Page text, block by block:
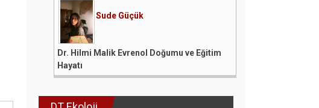
Sude Güçük
Dr. Hilmi Malik Evrenol Doğumu ve Eğitim
Hayatı